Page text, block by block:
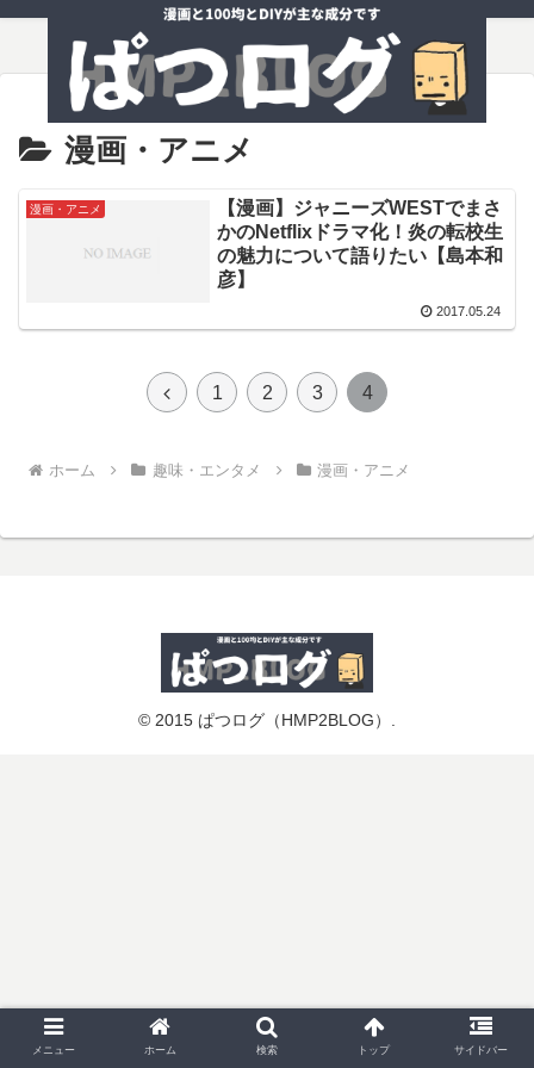
漫画・アニメ
漫画・アニメ
【漫画】ジャニーズWESTでまさ
かのNetflixドラマ化！炎の転校生
の魅力について語りたい【島本和
彦】
2017.05.24
前
1 2 3 4
ホーム 趣味・エンタメ 漫画・アニメ
© 2015 ぱつログ（HMP2BLOG）.
メニュー ホーム 検索 トップ サイドバー